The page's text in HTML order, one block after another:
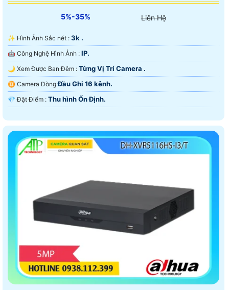
5%-35% Liên Hệ
✨ Hình Ảnh Sắc nét : 3k .
🤖️ Công Nghệ Hình Ảnh : IP.
🌙 Xem Được Ban Đêm : Từng Vị Trí Camera .
♊ Camera DòngĐầu Ghi 16 kênh.
️💎 Đặt Điểm : Thu hình Ổn Định.